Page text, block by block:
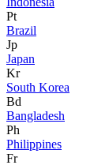
Pt
Brazil
Jp
Japan
Kr
South Korea
Bd
Bangladesh
Ph
Philippines
Fr